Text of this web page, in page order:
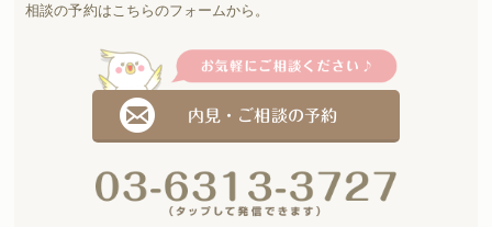
相談の予約はこちらのフォームから。
内見・ご相談の予約